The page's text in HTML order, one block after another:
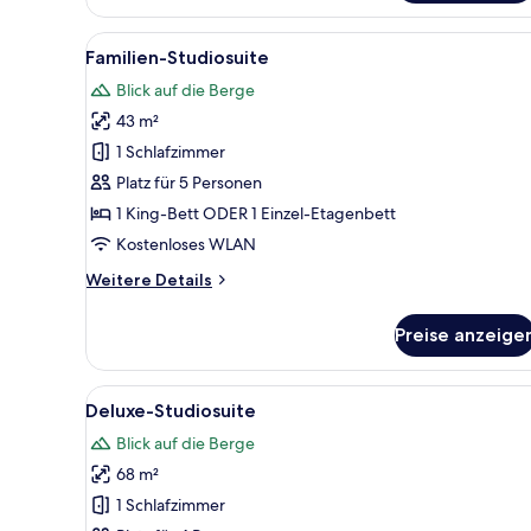
Alle
Fotos
für
Familien-
Studiosuite
anzeigen
Ein ordentlich eingerichtetes
11
Familien-Studiosuite
Blick auf die Berge
43 m²
1 Schlafzimmer
Platz für 5 Personen
1 King-Bett ODER 1 Einzel-Etagenbett
Kostenloses WLAN
Weitere Details
Weitere
Studiosuite
Preise
Alle
Fotos
für
Deluxe-
Studiosuite
Ein Hotelzimmer mit
7
Deluxe-Studiosuite
Blick auf die Berge
68 m²
1 Schlafzimmer